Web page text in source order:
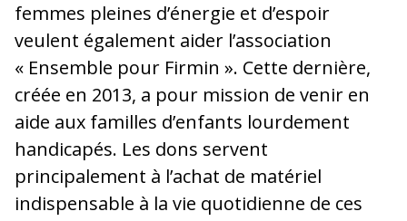
femmes pleines d’énergie et d’espoir
veulent également aider l’association
« Ensemble pour Firmin ». Cette dernière,
créée en 2013, a pour mission de venir en
aide aux familles d’enfants lourdement
handicapés. Les dons servent
principalement à l’achat de matériel
indispensable à la vie quotidienne de ces